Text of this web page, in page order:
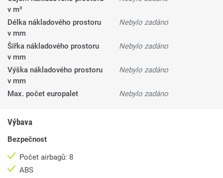
v m³
Délka nákladového prostoru
v mm
Nebylo zadáno
Šířka nákladového prostoru
v mm
Nebylo zadáno
Výška nákladového prostoru
v mm
Nebylo zadáno
Max. počet europalet Nebylo zadáno
Výbava
Bezpečnost
Počet airbagů: 8
ABS